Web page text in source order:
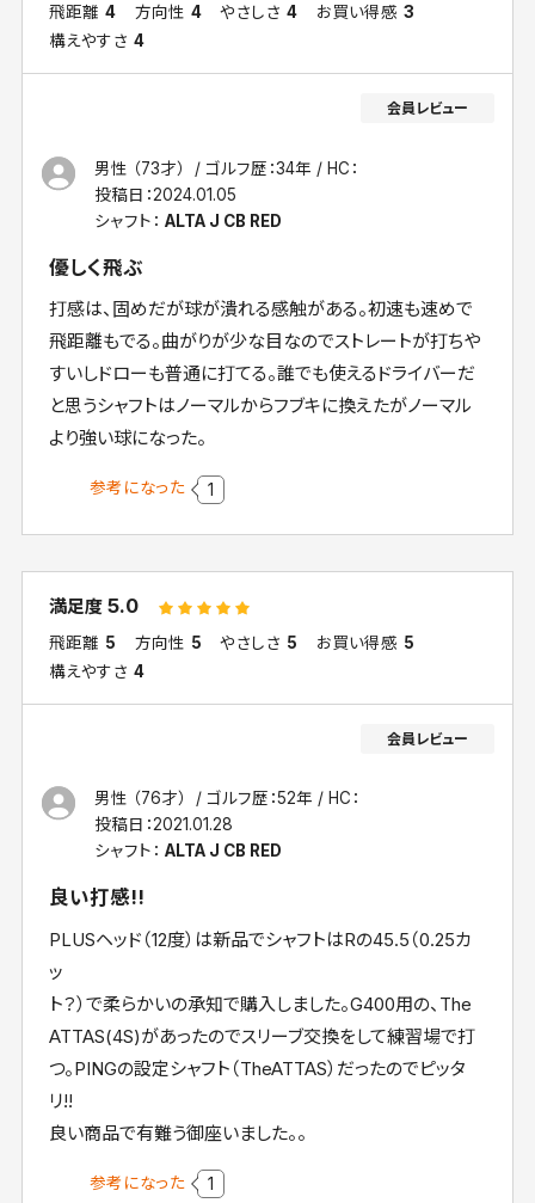
飛距離 4 方向性 4 やさしさ 4 お買い得感 3
構えやすさ 4
男性 （73才） ゴルフ歴：34年
HC：
投稿日：2024.01.05
シャフト： ALTA J CB RED
優しく飛ぶ
打感は、固めだが球が潰れる感触がある。初速も速めで
飛距離もでる。曲がりが少な目なのでストレートが打ちや
すいしドローも普通に打てる。誰でも使えるドライバーだ
と思うシャフトはノーマルからフブキに換えたがノーマル
より強い球になった。
参考になった 1
満足度5.0
飛距離 5 方向性 5 やさしさ 5 お買い得感 5
構えやすさ 4
男性 （76才） ゴルフ歴：52年
HC：
投稿日：2021.01.28
シャフト： ALTA J CB RED
良い打感!!
PLUSヘッド（12度）は新品でシャフトはRの45.5（0.25カ
ッ
ト？）で柔らかいの承知で購入しました。G400用の、The
ATTAS(4S)があったのでスリーブ交換をして練習場で打
つ。PINGの設定シャフト（TheATTAS）だったのでピッタ
リ!!
良い商品で有難う御座いました。。
参考になった 1